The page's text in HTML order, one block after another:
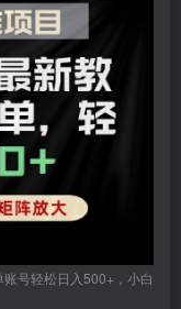
号轻松日入500+，小白